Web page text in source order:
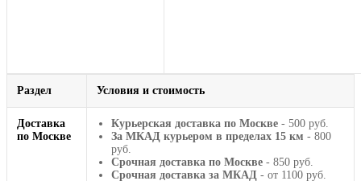
Раздел Условия и стоимость
Доставка
по Москве
Курьерская доставка по Москве - 500 руб.
За МКАД курьером в пределах 15 км - 800
руб.
Срочная доставка по Москве - 850 руб.
Срочная доставка за МКАД - от 1100 руб.